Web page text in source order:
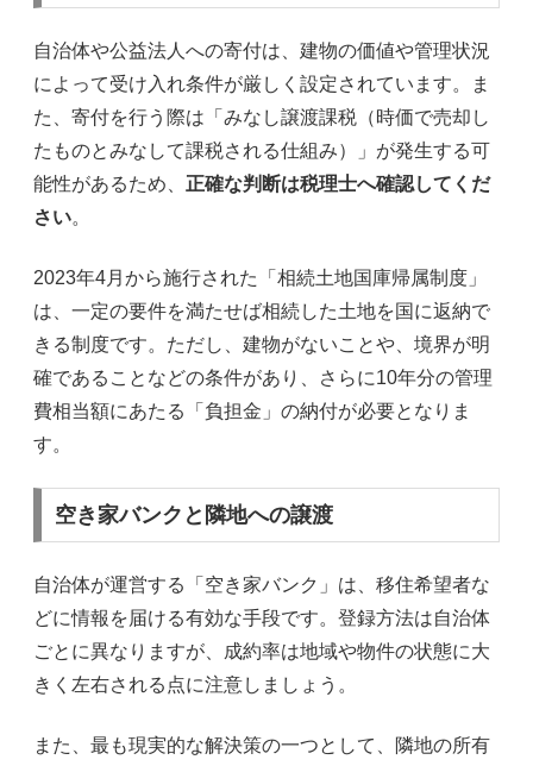
自治体や公益法人への寄付は、建物の価値や管理状況
によって受け入れ条件が厳しく設定されています。ま
た、寄付を行う際は「みなし譲渡課税（時価で売却し
たものとみなして課税される仕組み）」が発生する可
能性があるため、 正確な判断は税理士へ確認してくだ
さい。
2023年4月から施行された「相続土地国庫帰属制度」
は、一定の要件を満たせば相続した土地を国に返納で
きる制度です。ただし、建物がないことや、境界が明
確であることなどの条件があり、さらに10年分の管理
費相当額にあたる「負担金」の納付が必要となりま
す。
空き家バンクと隣地への譲渡
自治体が運営する「空き家バンク」は、移住希望者な
どに情報を届ける有効な手段です。登録方法は自治体
ごとに異なりますが、成約率は地域や物件の状態に大
きく左右される点に注意しましょう。
また、最も現実的な解決策の一つとして、隣地の所有